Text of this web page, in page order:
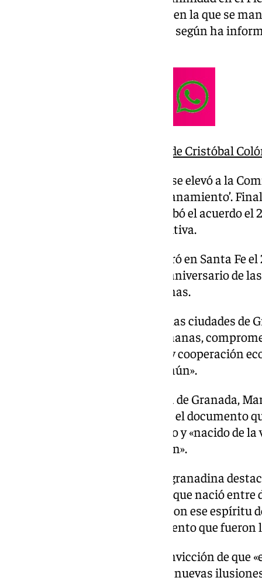
Granada el 28 de enero de 2022, en la que se
lazos de cooperación y amistad, según ha
Santa Fe tendrá un museo de Cristóbal
A partir de aquella declaración, se elevó a la
la propuesta de ‘Pacto de Hermanamiento’.
Ayuntamiento de Granada aprobó el acuerdo
la alcaldesa para su firma definitiva.
El primer acto de firma se celebró en Santa Fe
con la conmemoración del 533 aniversario de
tradicionales Fiestas Santaferinas.
En aquella «jornada histórica», las ciudades de
formalmente «localidades hermanas,
desarrollar proyectos de apoyo y cooperación
cultural en áreas de interés común».
Durante aquel acto, la alcaldesa de Granada,
Santa Fe, Juan Cobo, rubricaron el documento
institucional, aprobado en Pleno y «nacido de
mantener viva la historia común».
En su intervención, la regidora granadina
suponía «la renovación del lazo que nació
sellando nuestro compromiso con ese espíritu
mundo, de diálogo y descubrimiento que
Carazo expresó entonces su convicción de que
semilla de nuevos proyectos, de nuevas